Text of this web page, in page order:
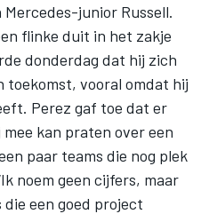
junior Russell.
flinke duit in het zakje
donderdag dat hij zich
toekomst, vooral omdat hij
Perez gaf toe dat er
kan praten over een
paar teams die nog plek
noem geen cijfers, maar
een goed project